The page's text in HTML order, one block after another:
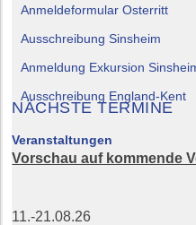
Anmeldeformular Osterritt
Ausschreibung Sinsheim
Anmeldung Exkursion
Ausschreibung England-Kent
NÄCHSTE TERMINE
Veranstaltungen
Vorschau auf kommende
11.-21.08.26